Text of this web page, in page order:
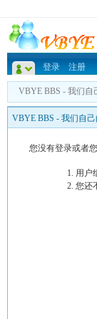
登录 注册
VBYE BBS - 我们自
VBYE BBS - 我们自
您没有登录或者
用户
您还